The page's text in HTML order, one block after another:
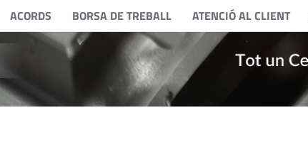
ACORDS BORSA DE TREBALL ATENCIÓ AL CLIENT